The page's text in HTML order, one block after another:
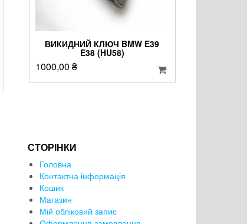
ВИКИДНИЙ КЛЮЧ BMW E39
E38 (HU58)
1000,00₴
СТОРІНКИ
Головна
Контактна інформація
Кошик
Магазин
Мій обліковий запис